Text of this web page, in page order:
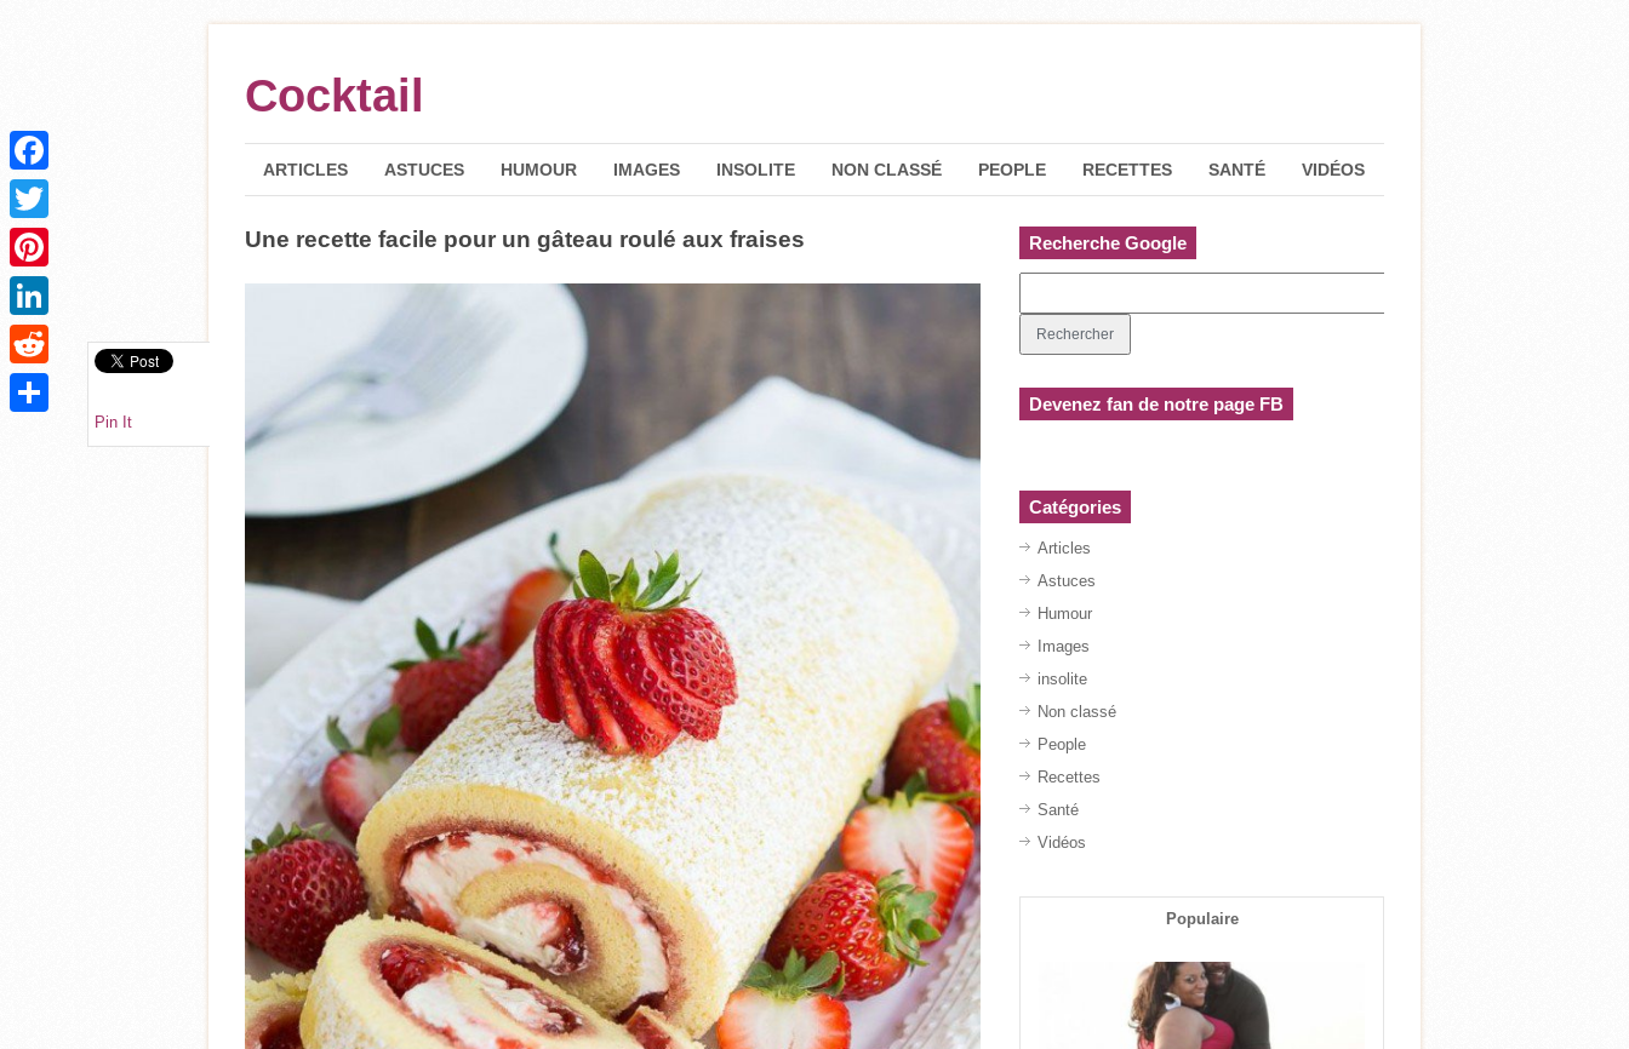
Cocktail
ARTICLES ASTUCES HUMOUR IMAGES INSOLITE NON CLASSÉ PEOPLE RECETTES SANTÉ VIDÉOS
Une recette facile pour un gâteau roulé aux fraises
Pin It
Recherche Google
Devenez fan de notre page FB
Catégories
Articles
Astuces
Humour
Images
insolite
Non classé
People
Recettes
Santé
Vidéos
Populaire
Facebook
Twitter
Pinterest
LinkedIn
Reddit